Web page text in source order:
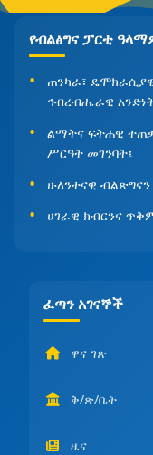
የብልፅግና ፓርቲ
ጠንካራ፣
ኅብረብሔራዊ
ልማትና ፍትሐዊ
ሥርዓት መገንባት፤
ሁለንተናዊ
ሀገራዊ ክብርንና
ፈጣን አገናኞች
ዋና ገጽ
ቅ/ጽ/ቤት
ዜና